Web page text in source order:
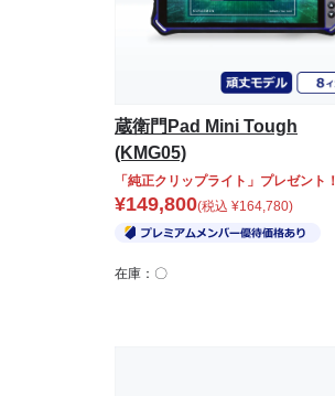
蔵衛門Pad Mini Tough
(KMG05)
「純正クリップライト」プレゼント！
¥149,800(税込 ¥164,780)
在庫：〇